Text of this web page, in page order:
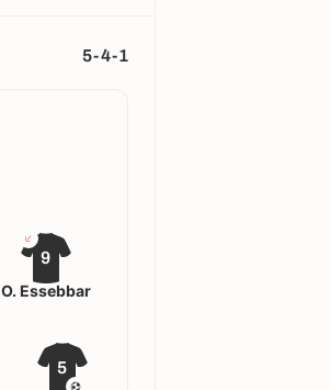
5-4-1
5
9
O. Essebbar